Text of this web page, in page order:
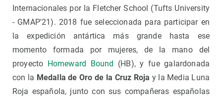
Internacionales por la Fletcher School (Tufts University
- GMAP'21). 2018 fue seleccionada para participar en
la expedición antártica más grande hasta ese
momento formada por mujeres, de la mano del
proyecto Homeward Bound
(HB), y fue galardonada
con la Medalla de Oro de la Cruz Roja y la Media Luna
Roja española, junto con sus compañeras españolas